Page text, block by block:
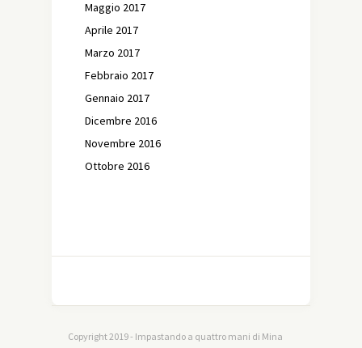
Maggio 2017
Aprile 2017
Marzo 2017
Febbraio 2017
Gennaio 2017
Dicembre 2016
Novembre 2016
Ottobre 2016
Copyright 2019 - Impastando a quattro mani di Mina